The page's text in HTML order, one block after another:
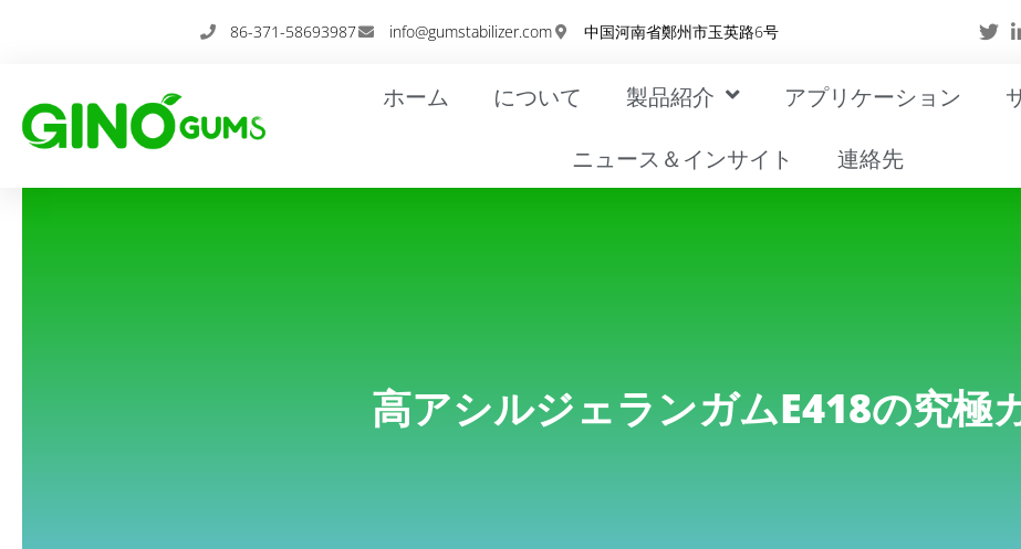
86-371-58693987 info@gumstabilizer.com 中国河南省鄭州市玉英路6号
ホーム について 製品紹介 アプリケーション
ニュース＆インサイト
連絡先
高アシルジェランガムE418の究極